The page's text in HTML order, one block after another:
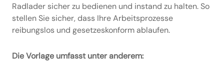
Radlader sicher zu bedienen und instand zu halten. So
stellen Sie sicher, dass Ihre Arbeitsprozesse
reibungslos und gesetzeskonform ablaufen.
Die Vorlage umfasst unter anderem: